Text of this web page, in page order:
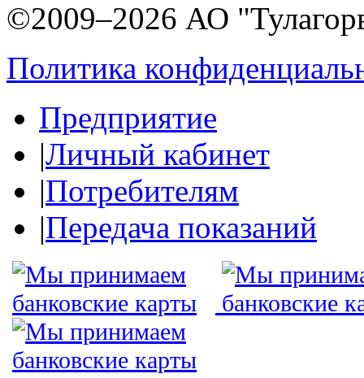
©2009–2026 АО
Политика
Предприятие
|Личный кабинет
|Потребителям
|Передача показаний